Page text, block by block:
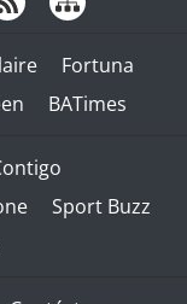
Fortuna
BATimes
Sport Buzz